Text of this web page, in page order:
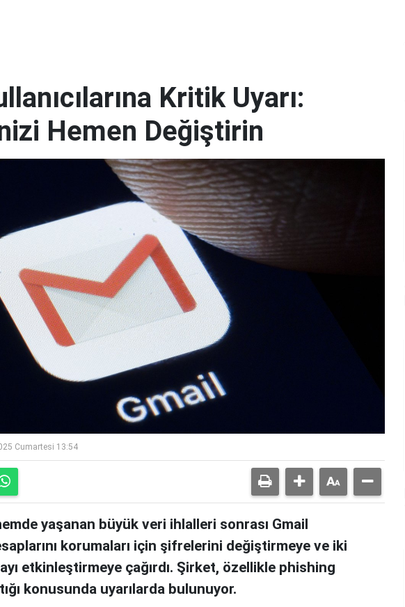
Kritik Uyarı:
Hemen Değiştirin
Cumartesi 13:54
yaşanan büyük veri ihlalleri sonrası Gmail
korumaları için şifrelerini değiştirmeye ve iki
etkinleştirmeye çağırdı. Şirket, özellikle phishing
konusunda uyarılarda bulunuyor.